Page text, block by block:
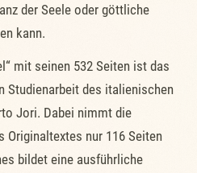
der Seele oder göttliche
kann.
mit seinen 532 Seiten ist das
Studienarbeit des italienischen
Jori. Dabei nimmt die
Originaltextes nur 116 Seiten
bildet eine ausführliche